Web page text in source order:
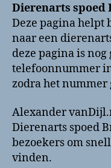
Dierenarts spoed
Deze pagina helpt
naar een
deze pagina is
telefoonnummer
zodra het nummer
Alexander
Dierenarts spoed
bezoekers om
vinden.